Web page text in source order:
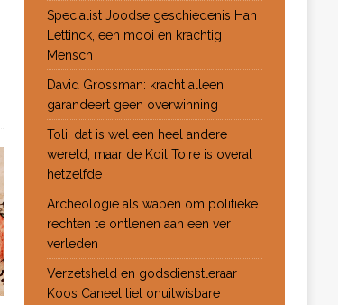
Specialist Joodse geschiedenis Han
Lettinck, een mooi en krachtig
Mensch
David Grossman: kracht alleen
garandeert geen overwinning
Toli, dat is wel een heel andere
wereld, maar de Koil Toire is overal
hetzelfde
Archeologie als wapen om politieke
rechten te ontlenen aan een ver
verleden
Verzetsheld en godsdienstleraar
Koos Caneel liet onuitwisbare